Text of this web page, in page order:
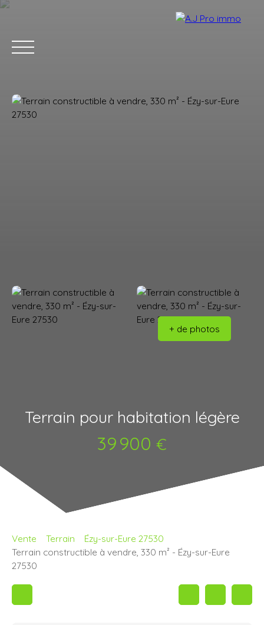
+ de photos
Terrain pour habitation légère
39 900 €
Vente Terrain
Ézy-sur-Eure 27530
Terrain constructible à vendre, 330 m² - Ézy-sur-Eure
27530